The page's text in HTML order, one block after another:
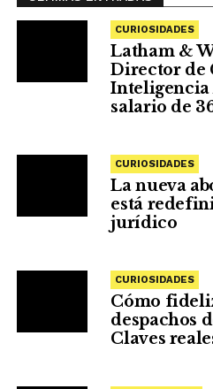
CURIOSIDADES
Latham &
Director de
salario de
CURIOSIDADES
La nueva
está
jurídico
CURIOSIDADES
Cómo
despachos
Claves